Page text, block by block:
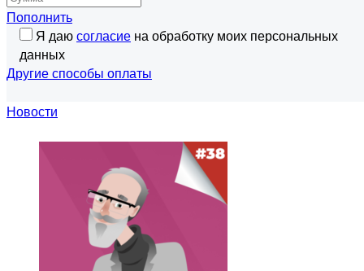
Пополнить
Я даюсогласие на обработку моих персональных
данных
Другие способы оплаты
Новости